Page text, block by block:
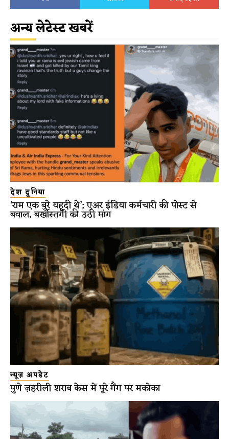
अन्य लेटेस्ट खबरें
देश दुनिया
‘राम एक बुरे यहूदी थे’; एअर इंडिया कर्मचारी की पोस्ट से
बवाल, बर्खास्तगी की उठी मांग
न्यूज़ अपडेट
पुणे ज़हरीली शराब केस में पूरे गैंग पर मकोका